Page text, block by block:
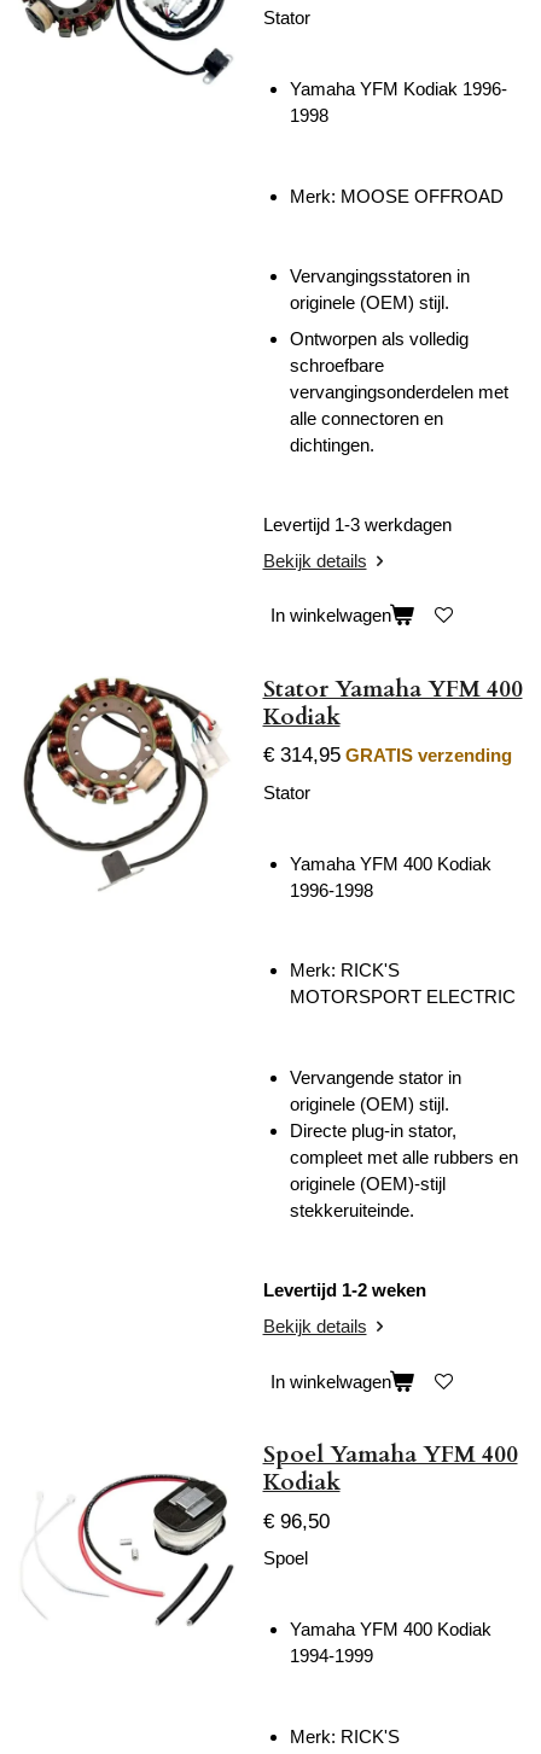
Stator
Yamaha YFM Kodiak 1996-
1998
Merk: MOOSE OFFROAD
Vervangingsstatoren in
originele (OEM) stijl.
Ontworpen als volledig
schroefbare
vervangingsonderdelen met
alle connectoren en
dichtingen.
Levertijd 1-3 werkdagen
Bekijk details
In winkelwagen
Stator Yamaha YFM 400
Kodiak
€ 314,95 GRATIS verzending
Stator
Yamaha YFM 400 Kodiak
1996-1998
Merk: RICK'S
MOTORSPORT ELECTRIC
Vervangende stator in
originele (OEM) stijl.
Directe plug-in stator,
compleet met alle rubbers en
originele (OEM)-stijl
stekkeruiteinde.
Levertijd 1-2 weken
Bekijk details
In winkelwagen
Spoel Yamaha YFM 400
Kodiak
€ 96,50
Spoel
Yamaha YFM 400 Kodiak
1994-1999
Merk: RICK'S